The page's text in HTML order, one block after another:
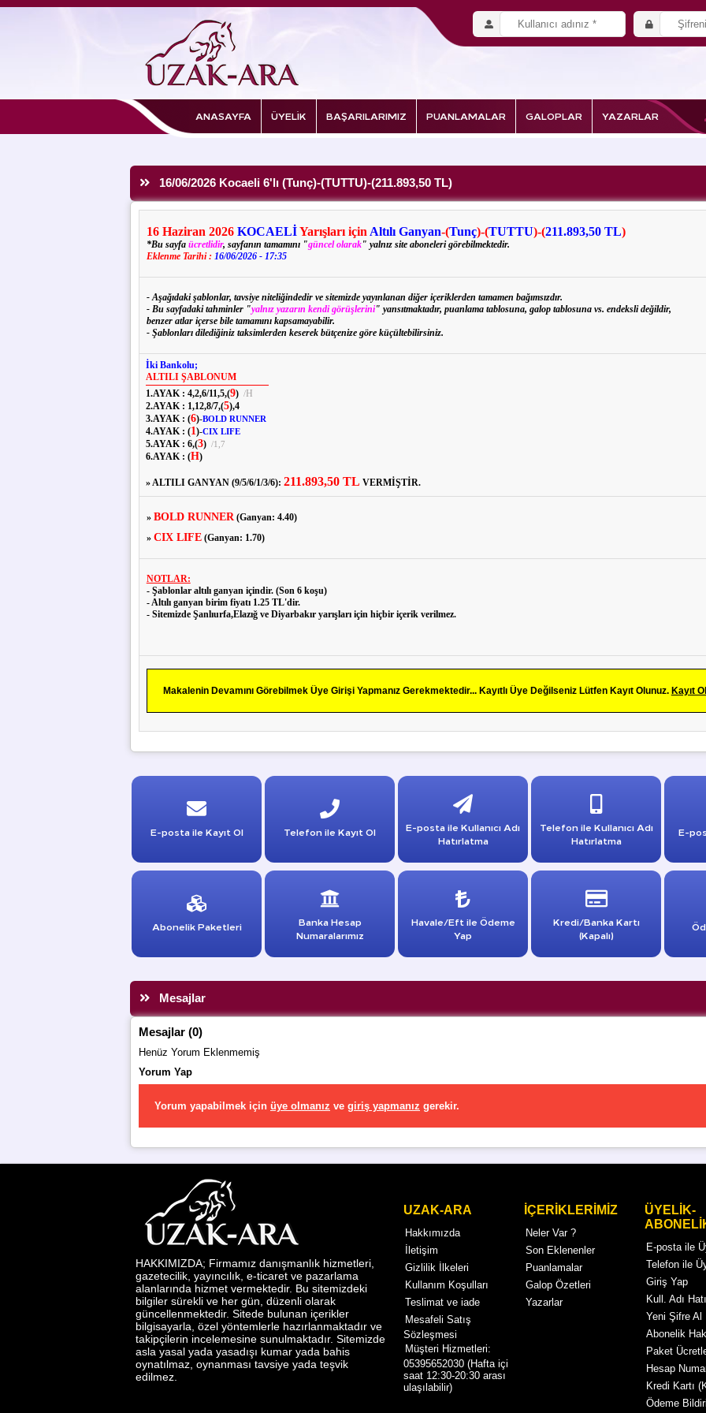
ANASAYFA ÜYELİK BAŞARILARIMIZ PUANLAMALAR GALOPLAR YAZARLAR
16/06/2026 Kocaeli 6'lı (Tunç)-(TUTTU)-(211.893,50 TL)
16 Haziran 2026 KOCAELİYarışları için Altılı Ganyan-(Tunç)-(TUTTU)-(211.893,50 TL)
*Bu sayfa ücretlidir, sayfanın tamamını "güncel olarak" yalnız site aboneleri görebilmektedir.
Eklenme Tarihi : 16/06/2026 - 17:35
- Aşağıdaki şablonlar, tavsiye niteliğindedir ve sitemizde yayınlanan diğer içeriklerden tamamen bağımsızdır.
- Bu sayfadaki tahminler "yalnız yazarın kendi görüşlerini" yansıtmaktadır, puanlama tablosuna, galop tablosuna vs. endeksli değildir,
benzer atlar içerse bile tamamını kapsamayabilir.
- Şablonları dilediğiniz taksimlerden keserek bütçenize göre küçültebilirsiniz.
İki Bankolu;
ALTILI ŞABLONUM
1.AYAK : 4,2,6/11,5,(9)/H
2.AYAK : 1,12,8/7,(5),4
3.AYAK : (6)-BOLD RUNNER
4.AYAK : (1)-CIX LIFE
5.AYAK : 6,(3)/1, 7
6.AYAK : (H)
» ALTILI GANYAN (9/5/6/1/3/6): 211.893,50 TL VERMİŞTİR.
» BOLD RUNNER(Ganyan: 4.40)
» CIX LIFE(Ganyan: 1.70)
NOTLAR:
- Şablonlar altılı ganyan içindir. (Son 6 koşu)
- Altılı ganyan birim fiyatı 1.25 TL'dir.
- Sitemizde Şanlıurfa,Elazığ ve Diyarbakır yarışları için hiçbir içerik verilmez.
Makalenin Devamını Görebilmek Üye Girişi Yapmanız Gerekmektedir... Kayıtlı Üye Değilseniz Lütfen Kayıt Olunuz. Kayıt Ol
E-posta ile Kayıt Ol Telefon ile Kayıt Ol
E-posta ile Kullanıcı Adı
Hatırlatma
Telefon ile Kullanıcı Adı
Hatırlatma
E-
Abonelik Paketleri
Banka Hesap
Numaralarımız
Havale/Eft ile Ödeme
Yap
Kredi/Banka Kartı
(Kapalı)
Mesajlar
Mesajlar (0)
Henüz Yorum Eklenmemiş
Yorum Yap
Yorum yapabilmek için üye olmanız ve giriş yapmanız gerekir.
HAKKIMIZDA; Firmamız danışmanlık hizmetleri,
gazetecilik, yayıncılık, e-ticaret ve pazarlama
alanlarında hizmet vermektedir. Bu sitemizdeki
bilgiler sürekli ve her gün, düzenli olarak
güncellenmektedir. Sitede bulunan içerikler
bilgisayarla, özel yöntemlerle hazırlanmaktadır ve
takipçilerin incelemesine sunulmaktadır. Sitemizde
asla yasal yada yasadışı kumar yada bahis
oynatılmaz, oynanması tavsiye yada teşvik
edilmez.
UZAK-ARA
Hakkımızda
İletişim
Gizlilik İlkeleri
Kullanım Koşulları
Teslimat ve iade
Mesafeli Satış
Sözleşmesi
Müşteri Hizmetleri:
05395652030 (Hafta içi
saat 12:30-20:30 arası
ulaşılabilir)
İÇERİKLERİMİZ
Neler Var ?
Son Eklenenler
Puanlamalar
Galop Özetleri
Yazarlar
ÜYELİK-
E-posta ile
Telefon ile
Giriş Yap
Kull. Adı
Yeni Şifre Al
Abonelik
Paket
Hesap
Kredi Kartı
Ödeme